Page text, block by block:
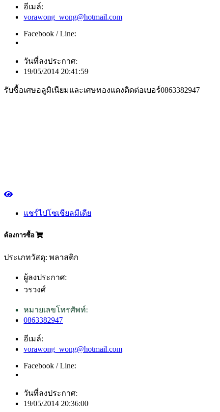
อีเมล์:
vorawong_wong@hotmail.com
Facebook / Line:
วันที่ลงประกาศ:
19/05/2014 20:41:59
รับซื้อเศษอลูมิเนียมและเศษทองแดงติดต่อเบอร์0863382947
แชร์ไปโซเชียลมีเดีย
ต้องการซื้อ
ประเภทวัสดุ: พลาสติก
ผู้ลงประกาศ:
วรวงศ์
หมายเลขโทรศัพท์:
0863382947
อีเมล์:
vorawong_wong@hotmail.com
Facebook / Line:
วันที่ลงประกาศ:
19/05/2014 20:36:00